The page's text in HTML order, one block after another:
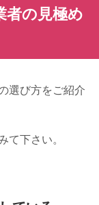
の見極め
選び方をご紹介
て下さい。